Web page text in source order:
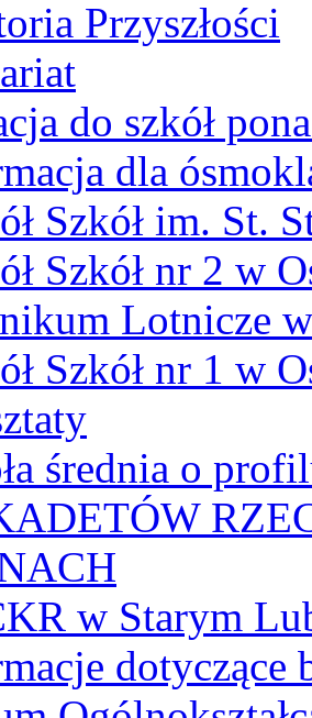
Przyszłości
do szkół
dla
Szkół im. St.
Szkół nr 2 w
Lotnicze
Szkół nr 1 w
średnia o
w Starym
dotyczące